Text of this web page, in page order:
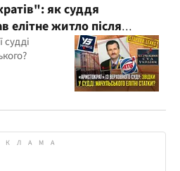
як суддя
елітне житло після